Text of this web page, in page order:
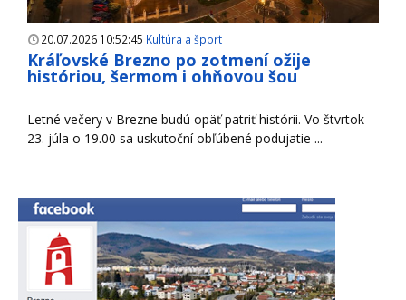
20.07.2026 10:52:45 Kultúra a šport
Kráľovské Brezno po zotmení ožije
históriou, šermom i ohňovou šou
Letné večery v Brezne budú opäť patriť histórii. Vo štvrtok
23. júla o 19.00 sa uskutoční obľúbené podujatie ...